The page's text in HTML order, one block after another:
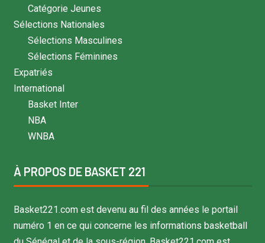
Catégorie Jeunes
Sélections Nationales
Sélections Masculines
Sélections Féminines
Expatriés
International
Basket Inter
NBA
WNBA
À PROPOS DE BASKET 221
Basket221.com est devenu au fil des années le portail
numéro 1 en ce qui concerne les informations basketball